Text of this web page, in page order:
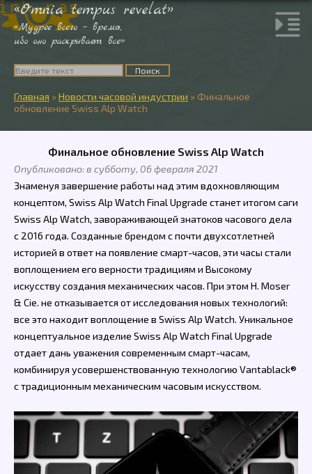
«Omnia tempus revelat»
«Мудрее всего – время,
ибо оно раскрывает все»
Главная »Новости часовой индустрии » Финальное
обновление Swiss Alp Watch
Финальное обновление Swiss Alp Watch
Опубликовано: в субботу, 06 февраля 2021
Знаменуя завершение работы над этим вдохновляющим
концептом, Swiss Alp Watch Final Upgrade станет итогом саги
Swiss Alp Watch, завораживающей знатоков часового дела
с 2016 года. Созданные брендом с почти двухсотлетней
историей в ответ на появление смарт-часов, эти часы стали
воплощением его верности традициям и Высокому
искусству создания механических часов. При этом H. Moser
& Cie. не отказывается от исследования новых технологий:
все это находит воплощение в Swiss Alp Watch. Уникальное
концептуальное изделие Swiss Alp Watch Final Upgrade
отдает дань уважения современным смарт-часам,
комбинируя усовершенствованную технологию Vantablack®
с традиционным механическим часовым искусством.